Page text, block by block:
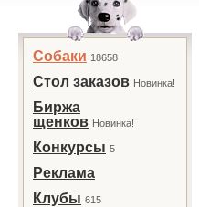
Собаки 18658
Стол заказов Новинка!
Биржа
щенков Новинка!
Конкурсы 5
Реклама
Клубы 615